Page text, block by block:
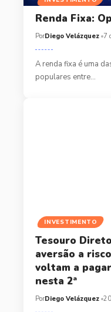
Renda Fixa:
PorDiego Velázquez 7
A renda fixa é uma
populares entre…
INVESTIMENTO
Tesouro
aversão a
voltam a
nesta 2ª
PorDiego Velázquez